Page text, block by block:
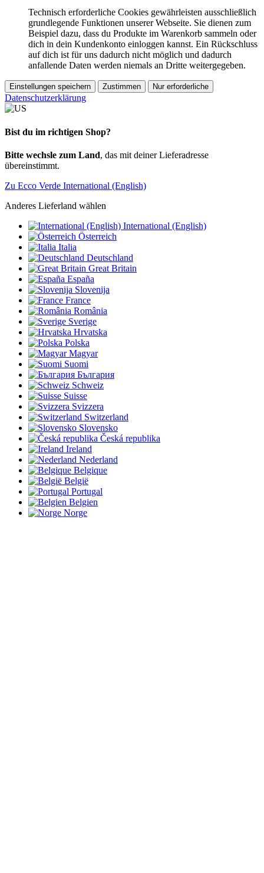
Technisch erforderliche Cookies gewährleisten ausschließlich
grundlegende Funktionen unserer Webseite. Sie dienen zum
Beispiel dazu, dass du Produkte im Warenkorb sammeln oder
dich in dein Kundenkonto einloggen kannst. Ein Rückschluss
auf dich ist für uns dadurch nicht möglich und dadurch
anfallende Daten werden niemals an Dritte weitergegeben.
Einstellungen speichern Zustimmen Nur erforderliche
Datenschutzerklärung
Bist du im richtigen Shop?
Bitte wechsle zum Land, das mit deiner Lieferadresse
übereinstimmt.
Zu Ecco Verde International (English)
Anderes Lieferland wählen
International (English)
Österreich
Italia
Deutschland
Great Britain
España
Slovenija
France
România
Sverige
Hrvatska
Polska
Magyar
Suomi
България
Schweiz
Suisse
Svizzera
Switzerland
Slovensko
Česká republika
Ireland
Nederland
Belgique
België
Portugal
Belgien
Norge